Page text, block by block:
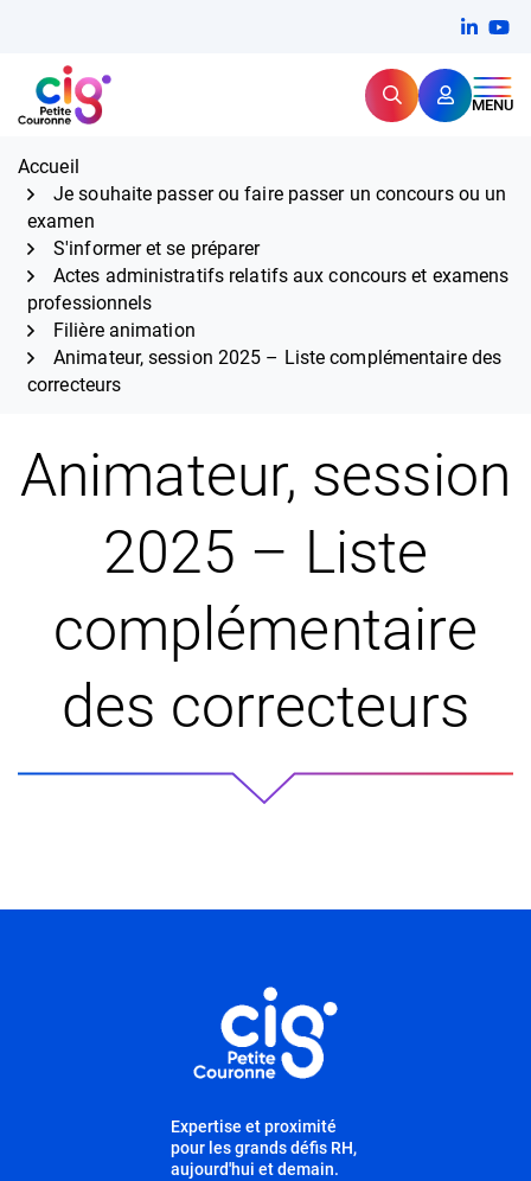
contenu
CIG Petite Couronne RechercherMENU
Expertise et proximité pour
Accueil
Je souhaite passer ou faire passer un concours ou un
examen
S'informer et se préparer
Actes administratifs relatifs aux concours et examens
professionnels
Filière animation
Animateur, session 2025 – Liste complémentaire des
correcteurs
Animateur, session
2025 – Liste
complémentaire
des correcteurs
Expertise et proximité
pour les grands défis RH,
aujourd'hui et demain.